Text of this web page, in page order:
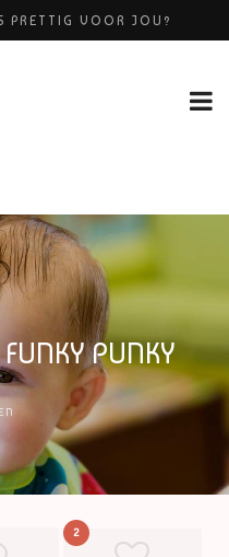
PRETTIG VOOR JOU?
SMIT
PUNKY
2